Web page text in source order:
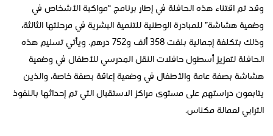
وقد تم اقتناء هذه الحافلة في إطار برنامج “مواكبة الأشخاص في
وضعية هشاشة” للمبادرة الوطنية للتنمية البشرية في مرحلتها الثالثة،
وذلك بتكلفة إجمالية بلغت 358 ألف و752 درهم. ويأتي تسليم هذه
الحافلة لتعزيز أسطول حافلات النقل المدرسي للأطفال في وضعية
هشاشة بصفة عامة والأطفال في وضعية إعاقة بصفة خاصة، والذين
يتابعون دراستهم على مستوى مراكز الاستقبال التي تم إحداثها بالنفوذ
الترابي لعمالة مكناس.